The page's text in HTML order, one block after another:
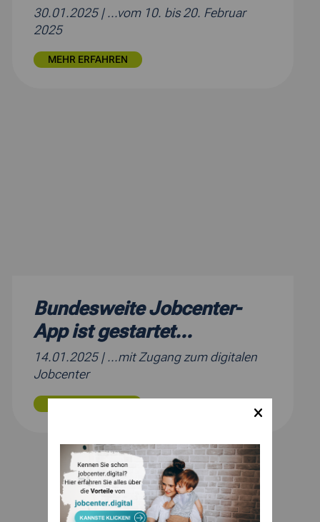
30.01.2025 | ...vom 10. bis 20. Februar
2025
MEHR ERFAHREN
Bundesweite Jobcenter-
App ist gestartet...
14.01.2025 | ...mit Zugang zum digitalen
Jobcenter